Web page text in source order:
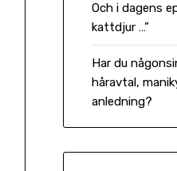
Och i dagens
kattdjur …”
Har du
håravtal,
anledning?